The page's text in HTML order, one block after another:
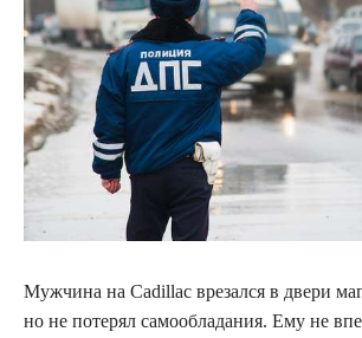
Мужчина на Cadillac врезался в двери
но не потерял самообладания. Ему не